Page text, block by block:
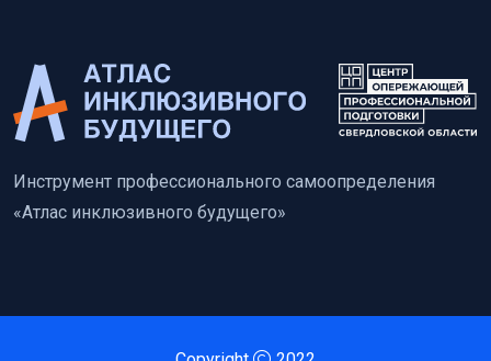
Инструмент профессионального самоопределения
«Атлас инклюзивного будущего»